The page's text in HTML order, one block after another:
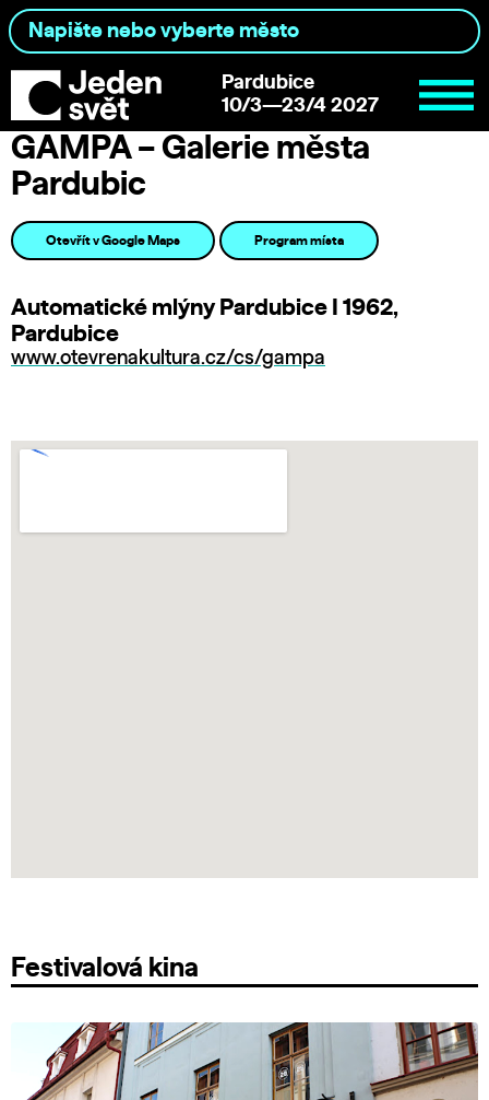
Pardubice
10/3—23/4 2027
GAMPA – Galerie města
Pardubic
Otevřít v Google Maps Program místa
Automatické mlýny Pardubice I 1962,
Pardubice
www.otevrenakultura.cz/cs/gampa
Festivalová kina